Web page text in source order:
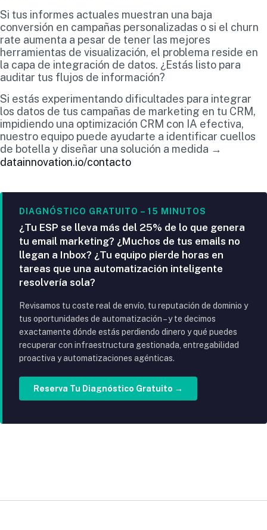
Si tus informes actuales muestran una baja
conversión en campañas personalizadas o si el churn
rate aumenta a pesar de tener las mejores
herramientas de visualización, el problema reside en
la capa de integración de datos. ¿Estás listo para
auditar tus flujos de información?
Si estás experimentando dificultades para integrar
los datos de tus campañas de marketing en tu CRM,
impidiendo una optimización CRM con IA efectiva,
nuestro equipo puede ayudarte a identificar cuellos
de botella y diseñar una solución a medida →
datainnovation.io/contacto
DIAGNÓSTICO GRATUITO – 15 MINUTOS
¿Tu ESP se lleva más del 25% de lo que genera
tu email marketing? ¿Muchos de tus emails no
llegan a Inbox? ¿Tu equipo pierde horas en
tareas que una automatización inteligente
resolvería sola?
Revisamos tu coste real de envío, tu reputación de dominio y
tus oportunidades de automatización – y te decimos
exactamente dónde estás perdiendo dinero y qué puedes
recuperar con infraestructura gestionada, entregabilidad
proactiva y automatizaciones agénticas.
Reserva Tu Diagnóstico Gratuito →